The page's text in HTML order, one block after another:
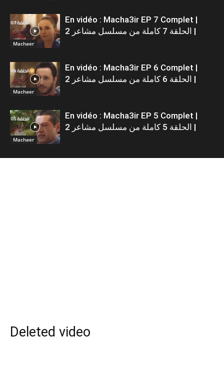
Machaer
En vidéo : Macha3ir EP 7 Complet |
الحلقة 7 كاملة من مسلسل مشاعر 2 |
Machaer
En vidéo : Macha3ir EP 6 Complet |
الحلقة 6 كاملة من مسلسل مشاعر 2 |
Machaer
En vidéo : Macha3ir EP 5 Complet |
الحلقة 5 كاملة من مسلسل مشاعر 2 |
Deleted video